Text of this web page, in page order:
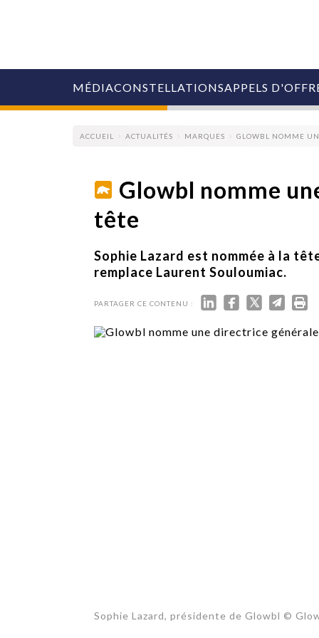
MÉDIA
COLLECTIVITÉS
AGENCES
RETAIL
MÉDIAS
ÉVÉNEMENTIELS
SERVICES
CONSTELLATIONSAPPELS
ACCUEIL ACTUALITÉS MARQUES GLOWBL NOMME
Glowbl nomme
tête
Sophie Lazard est nommée à la
remplace Laurent Souloumiac.
PARTAGER CE CONTENU :
Sophie Lazard, présidente de Glowbl ©